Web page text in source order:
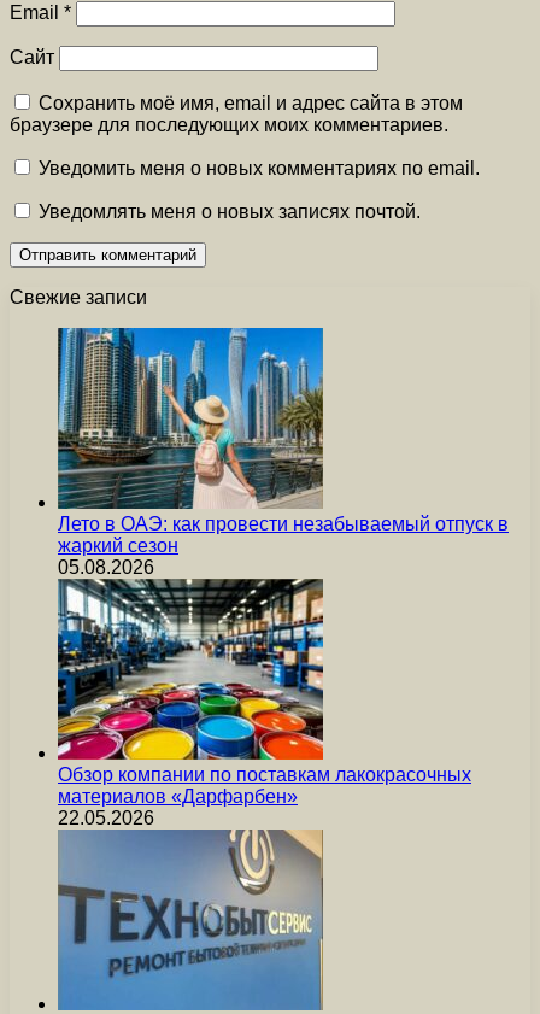
Email *
Сайт
Сохранить моё имя, email и адрес сайта в этом
браузере для последующих моих комментариев.
Уведомить меня о новых комментариях по email.
Уведомлять меня о новых записях почтой.
Свежие записи
Лето в ОАЭ: как провести незабываемый отпуск в
жаркий сезон
05.08.2026
Обзор компании по поставкам лакокрасочных
материалов «Дарфарбен»
22.05.2026